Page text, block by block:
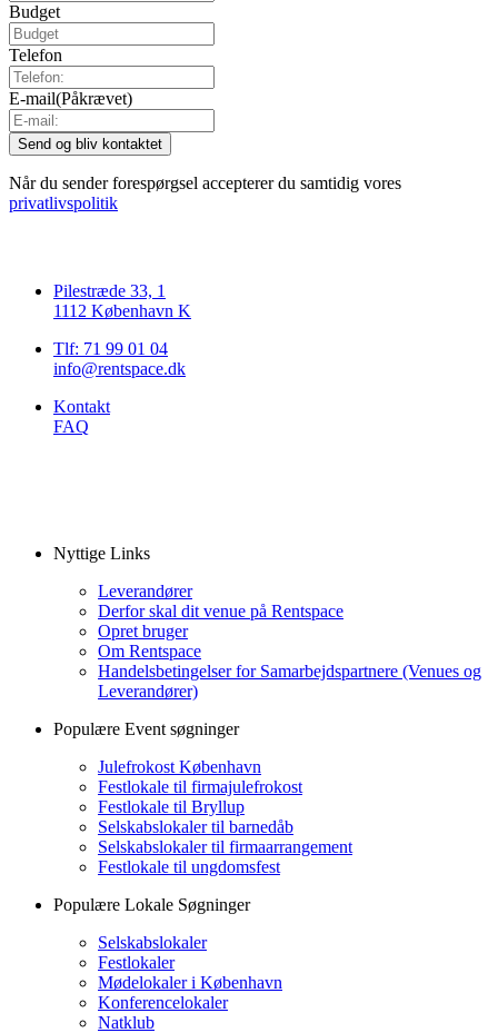
Budget
Telefon
E-mail(Påkrævet)
Når du sender forespørgsel accepterer du samtidig vores
privatlivspolitik
Pilestræde 33, 1
1112 København K
Tlf: 71 99 01 04
info@rentspace.dk
Kontakt
FAQ
Nyttige Links
Leverandører
Derfor skal dit venue på Rentspace
Opret bruger
Om Rentspace
Handelsbetingelser for Samarbejdspartnere (Venues og
Leverandører)
Populære Event søgninger
Julefrokost København
Festlokale til firmajulefrokost
Festlokale til Bryllup
Selskabslokaler til barnedåb
Selskabslokaler til firmaarrangement
Festlokale til ungdomsfest
Populære Lokale Søgninger
Selskabslokaler
Festlokaler
Mødelokaler i København
Konferencelokaler
Natklub